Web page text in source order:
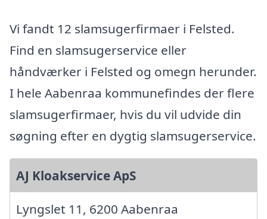
Vi fandt 12 slamsugerfirmaer i Felsted.
Find en slamsugerservice eller
håndværker i Felsted og omegn herunder.
I hele Aabenraa kommunefindes der flere
slamsugerfirmaer, hvis du vil udvide din
søgning efter en dygtig slamsugerservice.
AJ Kloakservice ApS
Lyngslet 11, 6200 Aabenraa